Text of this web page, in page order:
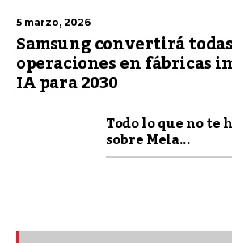
5 marzo, 2026
Samsung convertirá
operaciones en fábricas
IA para 2030
Todo lo que no te
sobre Mela...